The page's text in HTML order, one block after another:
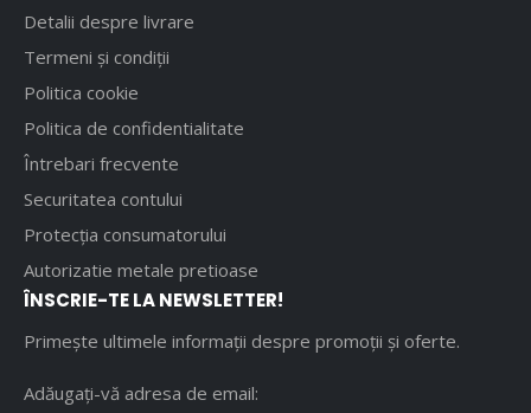
Detalii despre livrare
Termeni și condiții
Politica cookie
Politica de confidentialitate
Întrebari frecvente
Securitatea contului
Protecția consumatorului
Autorizatie metale pretioase
ÎNSCRIE-TE LA NEWSLETTER!
Primește ultimele informații despre promoții și oferte.
Adăugați-vă adresa de email: